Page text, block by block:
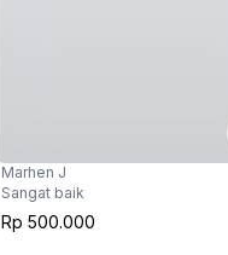
Marhen J
Sangat baik
Rp 500.000